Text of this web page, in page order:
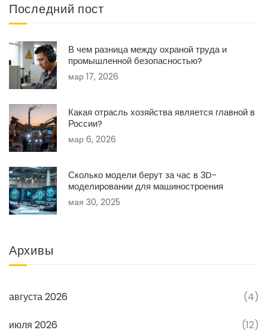
Последний пост
В чем разница между охраной труда и
промышленной безопасностью?
мар 17, 2026
Какая отрасль хозяйства является главной в
России?
мар 6, 2026
Сколько модели берут за час в 3D-
моделировании для машиностроения
мая 30, 2025
Архивы
августа 2026 (4)
июля 2026 (12)